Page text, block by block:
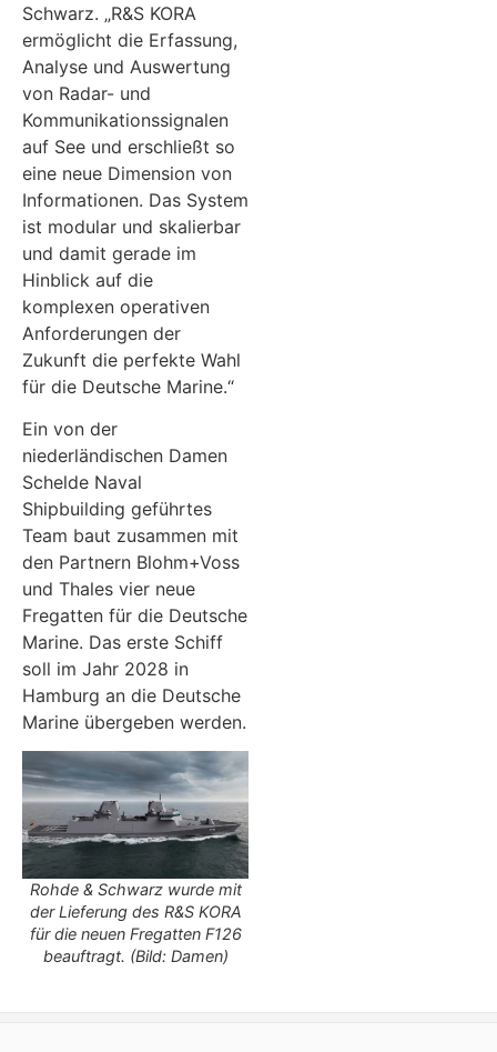
Schwarz. „R&S KORA
ermöglicht die Erfassung,
Analyse und Auswertung
von Radar- und
Kommunikationssignalen
auf See und erschließt so
eine neue Dimension von
Informationen. Das System
ist modular und skalierbar
und damit gerade im
Hinblick auf die
komplexen operativen
Anforderungen der
Zukunft die perfekte Wahl
für die Deutsche Marine.“
Ein von der
niederländischen Damen
Schelde Naval
Shipbuilding geführtes
Team baut zusammen mit
den Partnern Blohm+Voss
und Thales vier neue
Fregatten für die Deutsche
Marine. Das erste Schiff
soll im Jahr 2028 in
Hamburg an die Deutsche
Marine übergeben werden.
Rohde & Schwarz wurde mit
der Lieferung des R&S KORA
für die neuen Fregatten F126
beauftragt. (Bild: Damen)